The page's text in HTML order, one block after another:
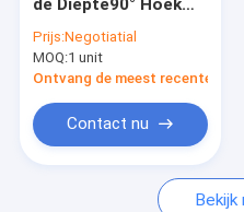
Betoncompressiemachine
grond het testen
de Diepte90° Hoek
Drilling boren
Prijs:Negotiatial
MOQ:1 unit
Ontvang de meest recente Prijs
Contact nu
Bekijk